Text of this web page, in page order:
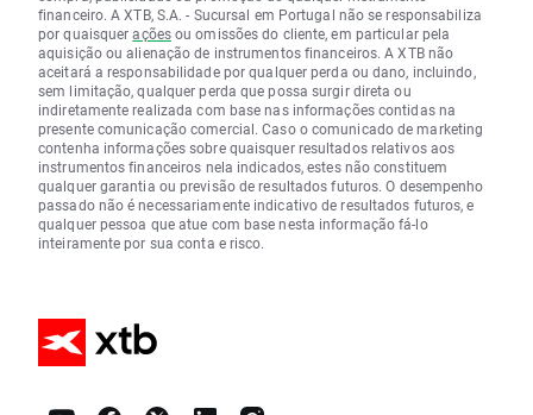
financeiro. A XTB, S.A. - Sucursal em Portugal não se responsabiliza
por quaisqueraçõesou omissões do cliente, em particular pela
aquisição ou alienação de instrumentos financeiros. A XTB não
aceitará a responsabilidade por qualquer perda ou dano, incluindo,
sem limitação, qualquer perda que possa surgir direta ou
indiretamente realizada com base nas informações contidas na
presente comunicação comercial. Caso o comunicado de marketing
contenha informações sobre quaisquer resultados relativos aos
instrumentos financeiros nela indicados, estes não constituem
qualquer garantia ou previsão de resultados futuros. O desempenho
passado não é necessariamente indicativo de resultados futuros, e
qualquer pessoa que atue com base nesta informação fá-lo
inteiramente por sua conta e risco.